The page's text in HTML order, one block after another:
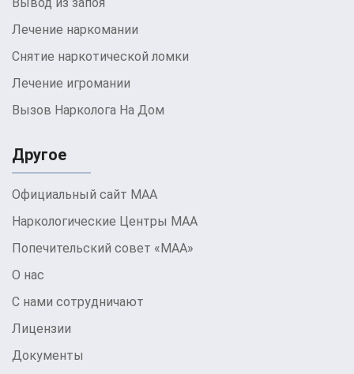
Лечение наркомании
Снятие наркотической ломки
Лечение игромании
Вызов Нарколога На Дом
Другое
Официальный сайт МАА
Наркологические Центры МАА
Попечительский совет «МАА»
О нас
С нами сотрудничают
Лицензии
Документы